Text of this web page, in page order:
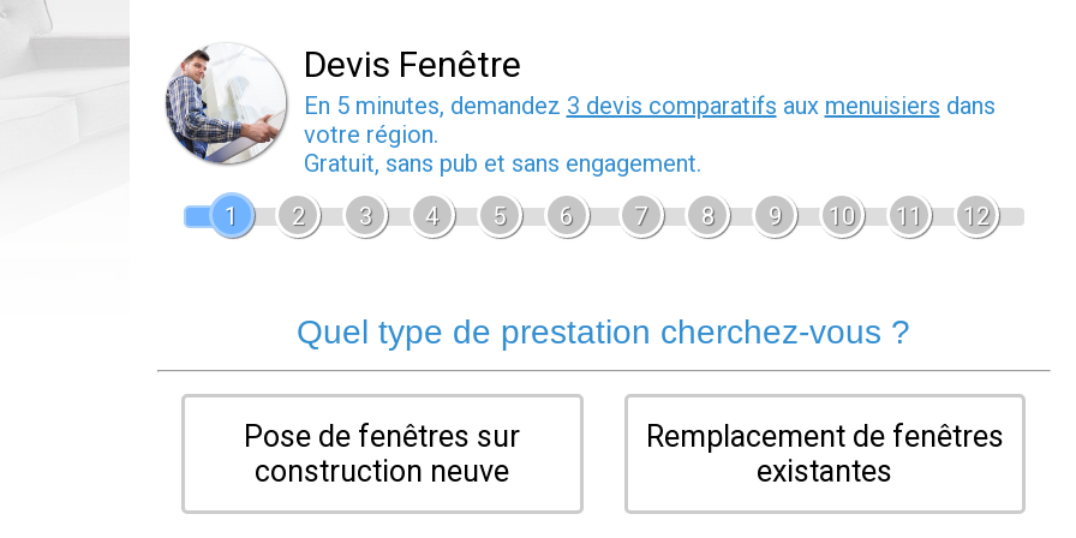
Devis Fenêtre
En 5 minutes, demandez 3 devis comparatifs aux menuisiers dans
votre région.
Gratuit, sans pub et sans engagement.
1
2 3 4 5 6 7 8 9 10 11 12
Quel type de prestation cherchez-vous ?
Pose de fenêtres sur
construction neuve
Remplacement de fenêtres
existantes